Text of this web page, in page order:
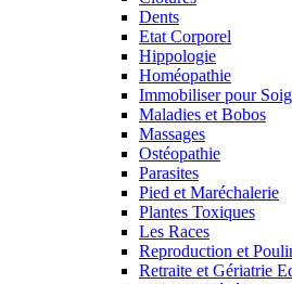
Dents
Etat Corporel
Hippologie
Homéopathie
Immobiliser pour
Maladies et Bobos
Massages
Ostéopathie
Parasites
Pied et Maréchalerie
Plantes Toxiques
Les Races
Reproduction et
Retraite et Gériatrie